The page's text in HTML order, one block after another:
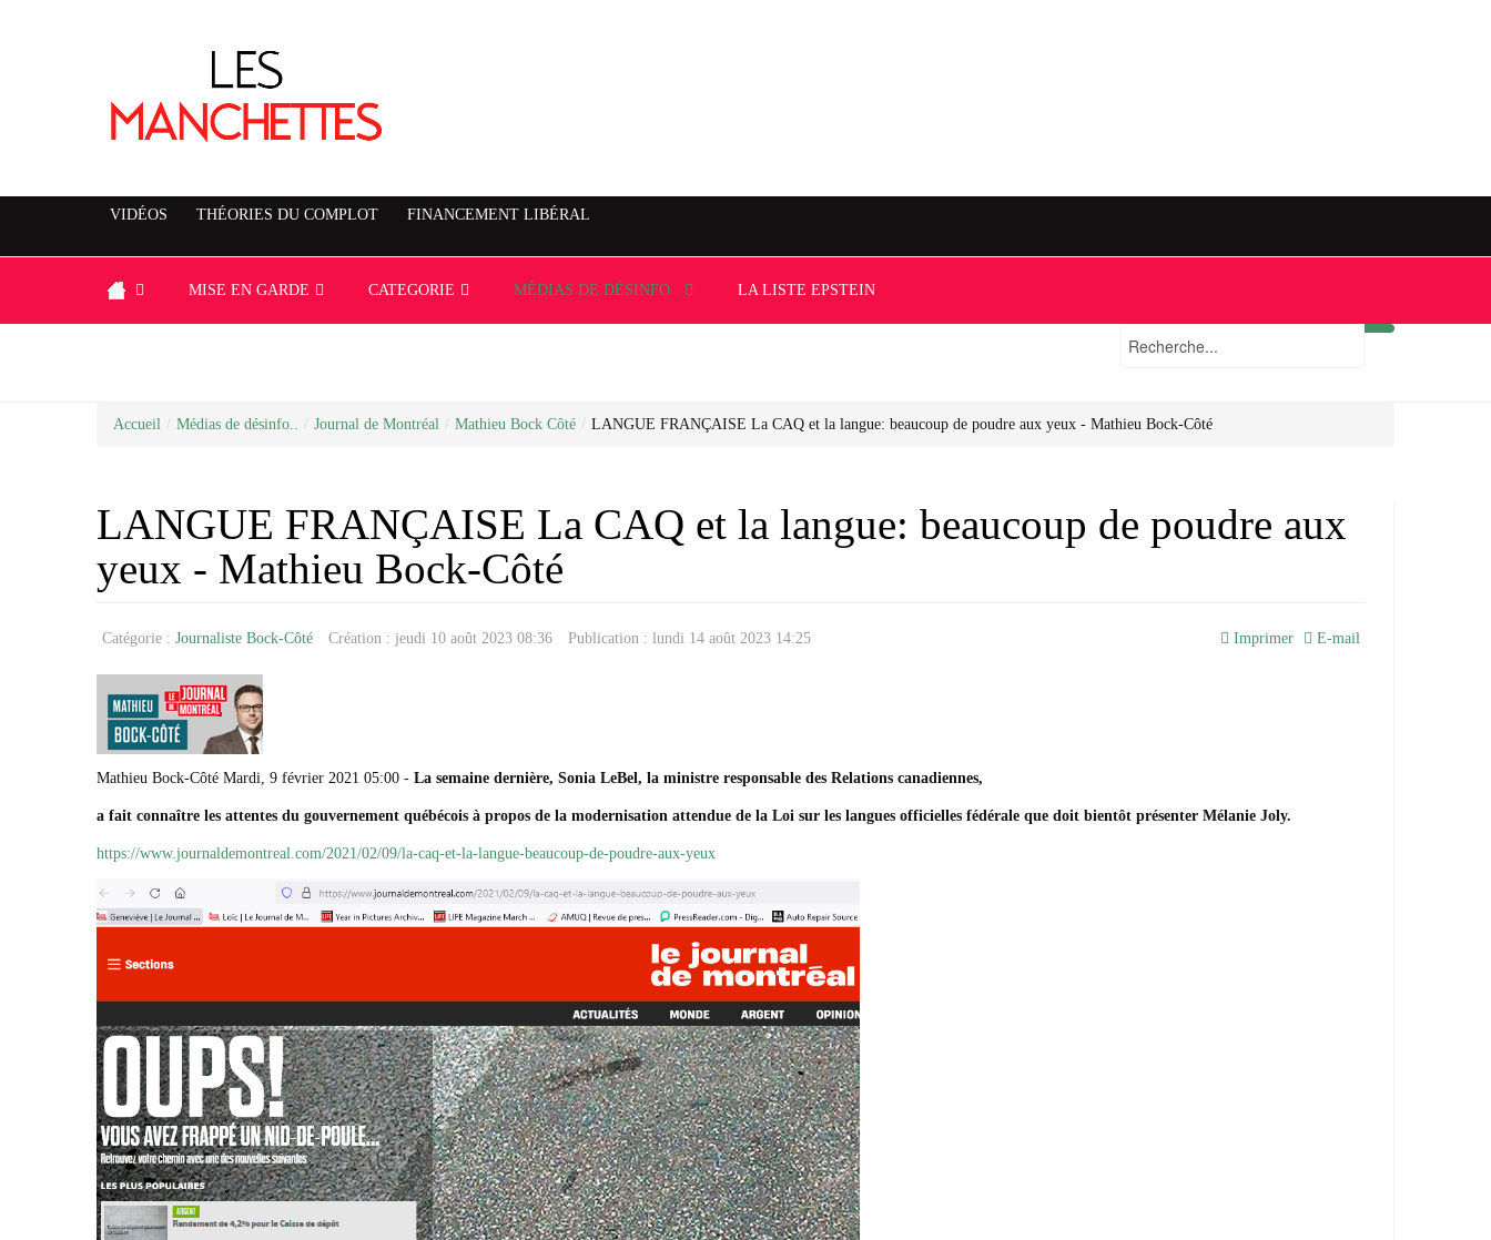
VIDÉOS THÉORIES DU COMPLOT FINANCEMENT LIBÉRAL
MISE EN GARDE CATEGORIE MÉDIAS DE DÉSINFO.. LA LISTE EPSTEIN
Accueil / Médias de désinfo.. / Journal de Montréal / Mathieu Bock Côté / LANGUE FRANÇAISE La CAQ et la langue: beaucoup de poudre aux yeux - Mathieu Bock-Côté
LANGUE FRANÇAISE La CAQ et la langue: beaucoup de poudre aux
yeux - Mathieu Bock-Côté
Catégorie : Journaliste Bock-Côté Création : jeudi 10 août 2023 08:36 Publication : lundi 14 août 2023 14:25 Imprimer E-mail
Mathieu Bock-Côté Mardi, 9 février 2021 05:00 - La semaine dernière, Sonia LeBel, la ministre responsable des Relations canadiennes,
a fait connaître les attentes du gouvernement québécois à propos de la modernisation attendue de la Loi sur les langues officielles fédérale que doit bientôt présenter Mélanie Joly.
https://www.journaldemontreal.com/2021/02/09/la-caq-et-la-langue-beaucoup-de-poudre-aux-yeux